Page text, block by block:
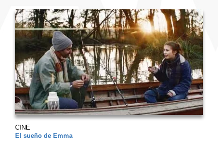
CINE
El sueño de Emma